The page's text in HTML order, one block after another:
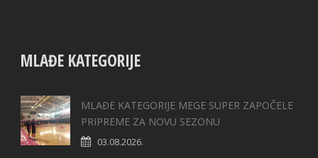
MLAĐE KATEGORIJE
MLAĐE KATEGORIJE MEGE SUPER ZAPOČELE
PRIPREME ZA NOVU SEZONU
03.08.2026.